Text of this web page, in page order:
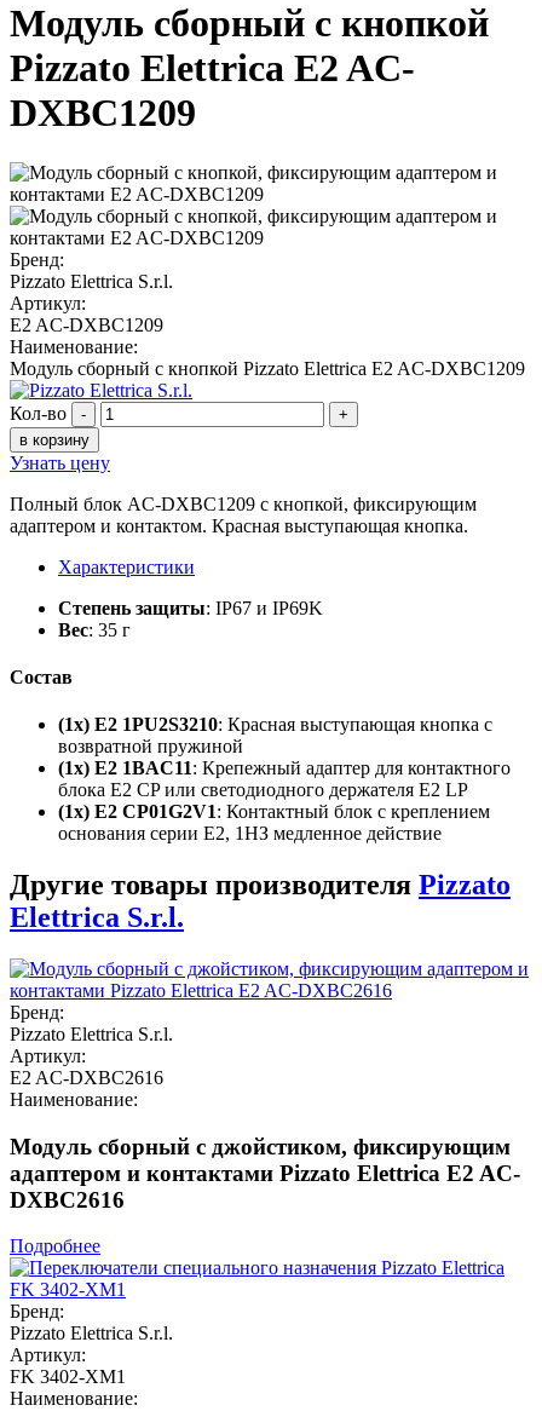
Модуль сборный с кнопкой
Pizzato Elettrica E2 AC-
DXBC1209
Бренд:
Pizzato Elettrica S.r.l.
Артикул:
E2 AC-DXBC1209
Наименование:
Модуль сборный с кнопкой Pizzato Elettrica E2 AC-DXBC1209
Кол-во -
+
в корзину
Узнать цену
Полный блок AC-DXBC1209 с кнопкой, фиксирующим
адаптером и контактом. Красная выступающая кнопка.
Характеристики
Степень защиты: IP67 и IP69K
Вес: 35 г
Состав
(1x) E2 1PU2S3210: Красная выступающая кнопка с
возвратной пружиной
(1x) E2 1BAC11: Крепежный адаптер для контактного
блока E2 CP или светодиодного держателя E2 LP
(1x) E2 CP01G2V1: Контактный блок с креплением
основания серии E2, 1НЗ медленное действие
Другие товары производителя Pizzato
Elettrica S.r.l.
Бренд:
Pizzato Elettrica S.r.l.
Артикул:
E2 AC-DXBC2616
Наименование:
Модуль сборный с джойстиком, фиксирующим
адаптером и контактами Pizzato Elettrica E2 AC-
DXBC2616
Подробнее
Бренд:
Pizzato Elettrica S.r.l.
Артикул:
FK 3402-XM1
Наименование: